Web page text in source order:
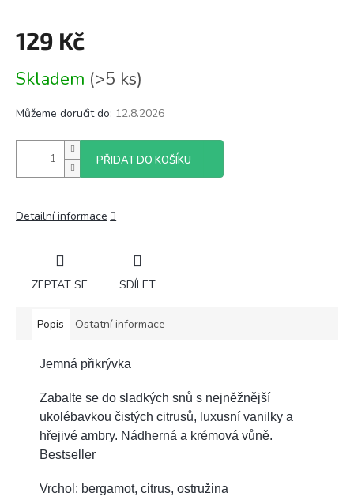
129 Kč
cena:
Skladem (>5 ks)
Můžeme doručit do: 12.8.2026
PŘIDAT DO KOŠÍKU
Detailní informace
ZEPTAT SE SDÍLET
Popis Ostatní informace
Jemná přikrývka
Zabalte se do sladkých snů s nejněžnější
ukolébavkou čistých citrusů, luxusní vanilky a
hřejivé ambry. Nádherná a krémová vůně.
Bestseller
Vrchol: bergamot, citrus, ostružina